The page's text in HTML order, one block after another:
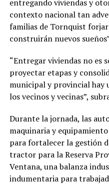
entregando viviendas y
contexto nacional tan
familias de Tornquist
construirán nuevos
“Entregar viviendas no es
proyectar etapas y
municipal y provincial hay
los vecinos y vecinas”,
Durante la jornada, las
maquinaria y
para fortalecer la gestión
tractor para la Reserva
Ventana, una balanza
indumentaria para